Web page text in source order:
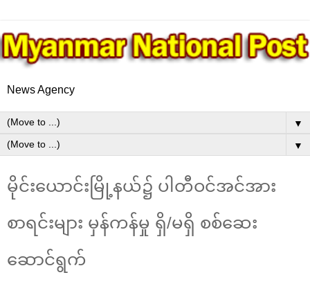
News Agency
▼
▼
မိုင်းယောင်းမြို့နယ်၌ ပါတီဝင်အင်အား
စာရင်းများ မှန်ကန်မှု ရှိ/မရှိ စစ်ဆေး
ဆောင်ရွက်